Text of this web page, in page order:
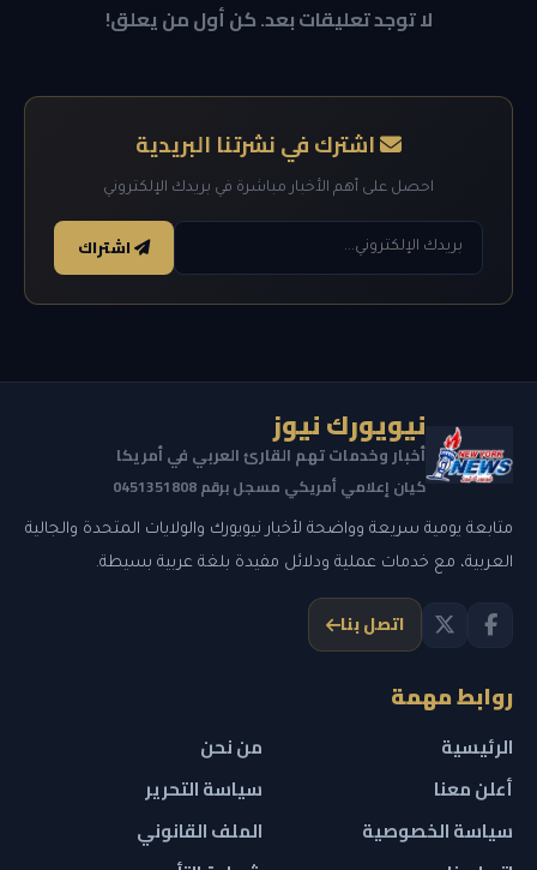
لا توجد تعليقات بعد. كن أول من يعلق!
اشترك في نشرتنا البريدية
احصل على أهم الأخبار مباشرة في بريدك الإلكتروني
اشتراك
نيويورك نيوز
أخبار وخدمات تهم القارئ العربي في أمريكا
كيان إعلامي أمريكي مسجل برقم 0451351808
متابعة يومية سريعة وواضحة لأخبار نيويورك والولايات المتحدة والجالية
العربية، مع خدمات عملية ودلائل مفيدة بلغة عربية بسيطة.
اتصل بنا
روابط مهمة
الرئيسية
من نحن
أعلن معنا
سياسة التحرير
سياسة الخصوصية
الملف القانوني